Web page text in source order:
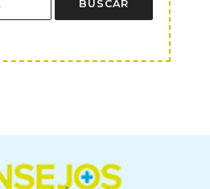
BUSCAR